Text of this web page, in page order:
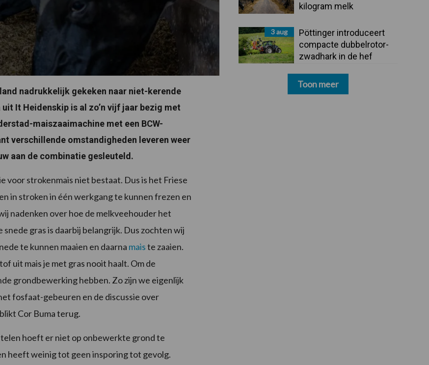
nadrukkelijk gekeken naar niet-kerende
It Heidenskip is al zo’n vijf jaar bezig met
maiszaaimachine met een BCW-
verschillende omstandigheden leveren weer
aan de combinatie gesleuteld.
voor strokenmais niet bestaat. Dus is het Friese
in stroken in één werkgang te kunnen frezen en
nadenken over hoe de melkveehouder het
gras is daarbij belangrijk. Dus zochten wij
te kunnen maaien en daarna maiste zaaien.
uit mais je met gras nooit haalt. Om de
grondbewerking hebben. Zo zijn we eigenlijk
fosfaat-gebeuren en de discussie over
Cor Buma terug.
hoeft er niet op onbewerkte grond te
heeft weinig tot geen insporing tot gevolg.
kilogram melk
3 aug
Pöttinger introduceert
compacte dubbelrotor-
zwadhark in de hef
Toon meer